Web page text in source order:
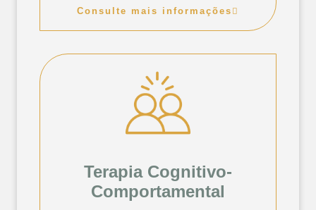
Consulte mais informações
Terapia Cognitivo-
Comportamental